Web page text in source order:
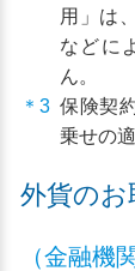
用」は
などに
ん。
＊3 保険契
乗せの
外貨のお
（金融機